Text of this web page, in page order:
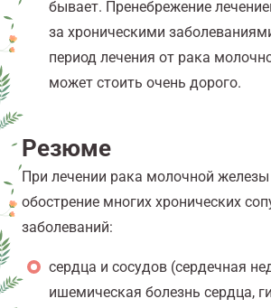
бывает. Пренебрежение
за хроническими
период лечения от рака
может стоить очень дорого.
Резюме
При лечении рака молочной
обострение многих хронических
заболеваний:
сердца и сосудов (сердечная
ишемическая болезнь сердца,